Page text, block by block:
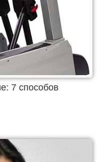
7 способов